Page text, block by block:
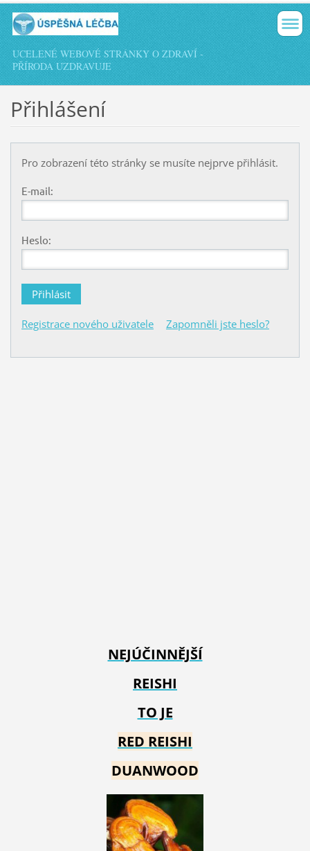
UCELENÉ WEBOVÉ STRÁNKY O ZDRAVÍ -
PŘÍRODA UZDRAVUJE
Přihlášení
Pro zobrazení této stránky se musíte nejprve přihlásit.
E-mail:
Heslo:
Registrace nového uživatele Zapomněli jste heslo?
NEJÚČINNĚJŠÍ
REISHI
TO JE
RED REISHI
DUANWOOD